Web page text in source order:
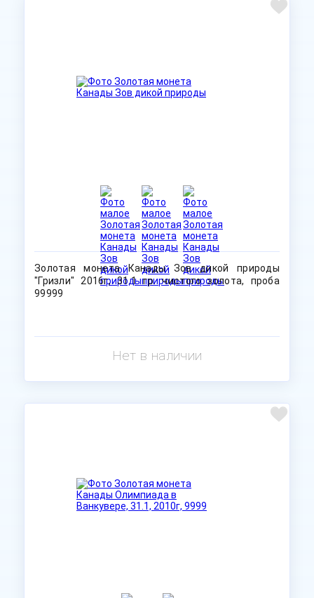
Золотая монета Канады Зов дикой природы
"Гризли" 2016г, 31.1 гр. чистого золота, проба
99999
Нет в наличии